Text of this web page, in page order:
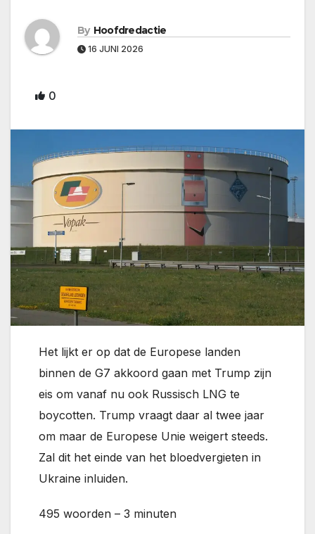
By Hoofdredactie
16 JUNI 2026
0
Het lijkt er op dat de Europese landen
binnen de G7 akkoord gaan met Trump zijn
eis om vanaf nu ook Russisch LNG te
boycotten. Trump vraagt daar al twee jaar
om maar de Europese Unie weigert steeds.
Zal dit het einde van het bloedvergieten in
Ukraine inluiden.
495 woorden – 3 minuten